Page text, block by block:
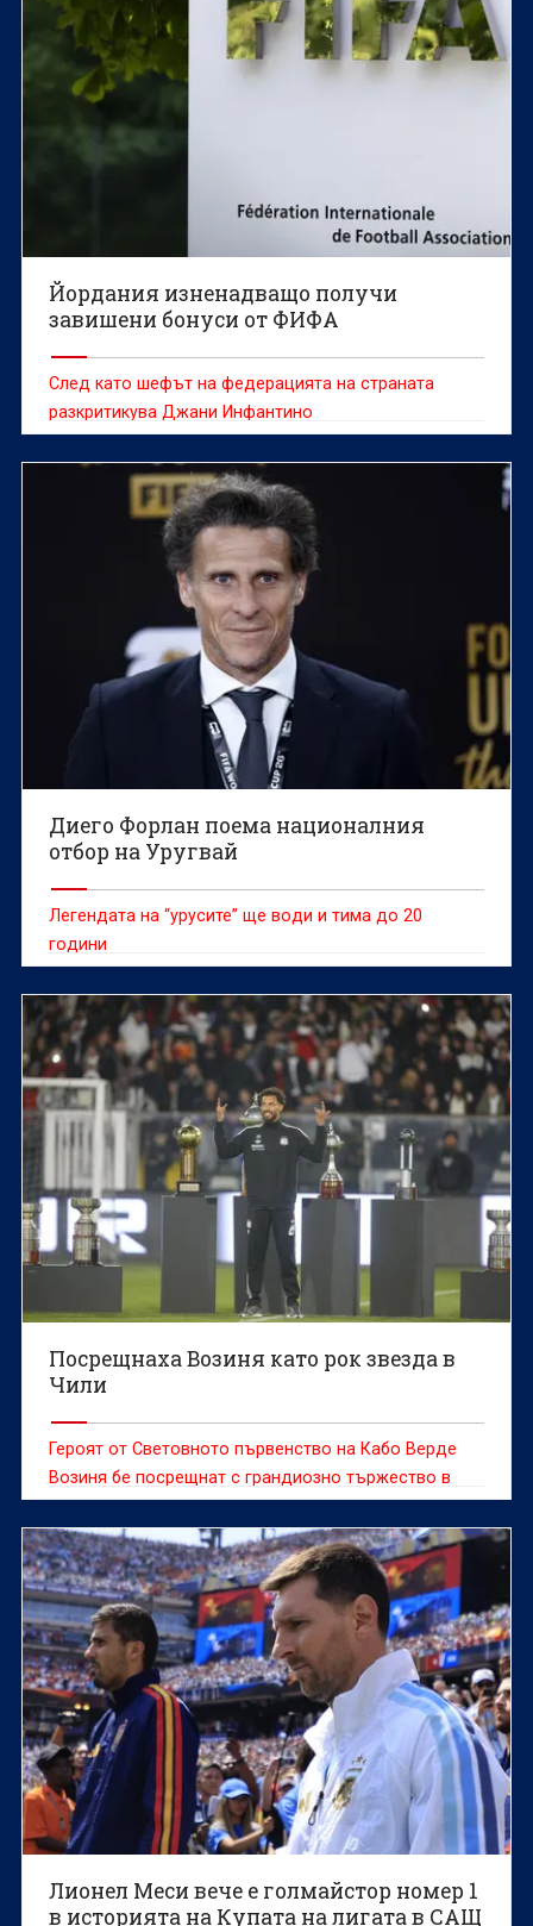
Йордания изненадващо получи
завишени бонуси от ФИФА
След като шефът на федерацията на страната
разкритикува Джани Инфантино
Диего Форлан поема националния
отбор на Уругвай
Легендата на “урусите” ще води и тима до 20
години
Посрещнаха Возиня като рок звезда в
Чили
Героят от Световното първенство на Кабо Верде
Возиня бе посрещнат с грандиозно тържество в
сряда, след като се присъедини към чилийския
гранд Коло Коло, предаде ДПА.
Лионел Меси вече е голмайстор номер 1
в историята на Купата на лигата в САЩ